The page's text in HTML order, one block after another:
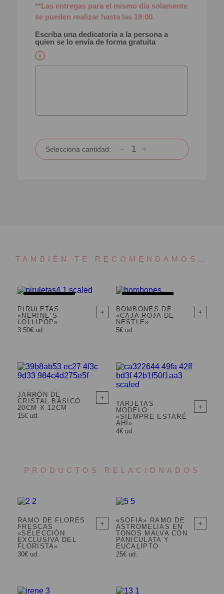
**Las entregas para el mismo día solamente
se pueden realizar hasta las 19:00.
Escriba una dedicatoria a la persona a
quien se lo envía de forma gratuita
Selecciona cantidad: - +
TAMBIÉN TE RECOMENDAMOS…
PIRULETAS
«NERINE´S
LOLLIPOP»
3.50€ ud.
BOMBONES DE
«CAJA ROJA DE
NESTLE»
5€ ud.
JARRÓN DE
CRISTAL BÁSICO
20CM X 12CM
15€ ud.
TARJETAS
MODELO:
«SIEMPRE ESTARÉ
AHÍ»
4€ ud.
PRODUCTOS RELACIONADOS
RAMO DE FLORES
FRESCAS
«SELECCIÓN
EXCLUSIVA DEL
FLORISTA»
30€ ud.
«SOFIA» RAMO DE
ASTROMELIAS EN
TONOS MALVA CON
PANICULATA Y
EUCALIPTO
25€ ud.